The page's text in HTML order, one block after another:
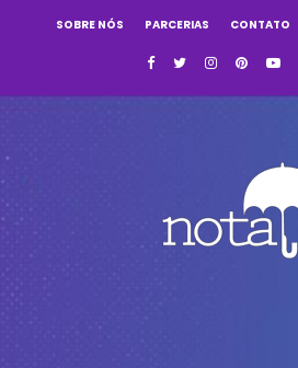
SOBRE NÓS PARCERIAS CONTATO